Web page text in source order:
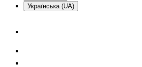
Українська (UA)